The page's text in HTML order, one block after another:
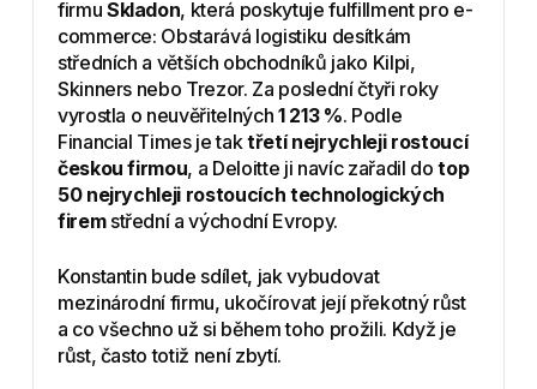
firmu Skladon, která poskytuje fulfillment pro e-
commerce: Obstarává logistiku desítkám
středních a větších obchodníků jako Kilpi,
Skinners nebo Trezor. Za poslední čtyři roky
vyrostla o neuvěřitelných1 213 %. Podle
Financial Times je taktřetí nejrychleji rostoucí
českou firmou, a Deloitte ji navíc zařadil dotop
50 nejrychleji rostoucích technologických
firemstřední a východní Evropy.
Konstantin bude sdílet, jak vybudovat
mezinárodní firmu, ukočírovat její překotný růst
a co všechno už si během toho prožili. Když je
růst, často totiž není zbytí.